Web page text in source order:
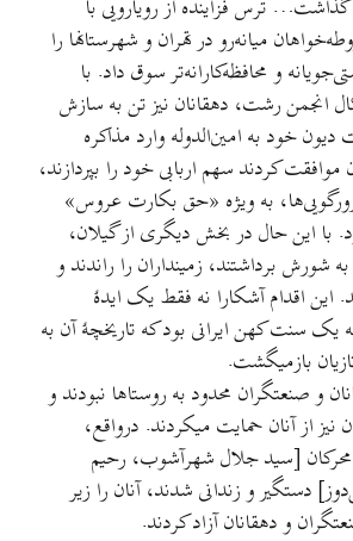
ترس فزاینده از رویارویی با
میانه‌رو در تهران و شهرستانها را
و محافظه‌کارانه‌تر سوق داد. با
انجمن رشت، دهقانان نیز تن به سازش
خود به امین‌الدوله وارد مذاکره
کردند سهم اربابی خود را بپردازند،
به ویژه «حق بکارت عروس»
با این حال در بخش دیگری از گیلان،
شورش برداشتند، زمینداران را راندند و
این اقدام آشکارا نه فقط یک ایدهٔ
سنت کهن ایرانی بود که تاریخچهٔ آن به
بازمیگشت.
و صنعتگران محدود به روستاها نبودند و
نیز از آنان حمایت میکردند. درواقع،
[سید جلال شهرآشوب، رحیم
دستگیر و زندانی شدند، آنان را زیر
و دهقانان آزاد کردند.